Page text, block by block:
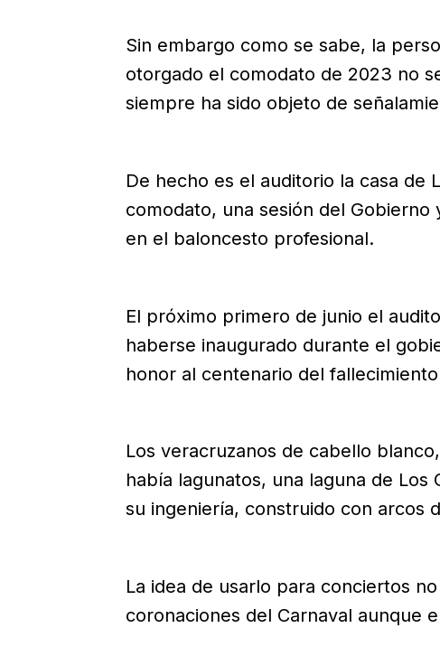
Sin embargo como se sabe, la
otorgado el comodato de 2023 no
siempre ha sido objeto de
De hecho es el auditorio la casa de
comodato, una sesión del
en el baloncesto profesional.
El próximo primero de junio el
haberse inaugurado durante el
honor al centenario del
Los veracruzanos de cabello
había lagunatos, una laguna de
su ingeniería, construido con arcos
La idea de usarlo para conciertos
coronaciones del Carnaval aunque